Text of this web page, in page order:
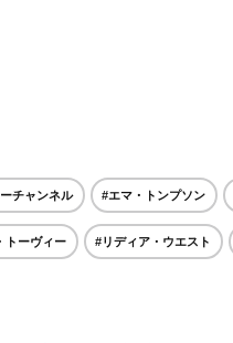
チャンネル #エマ・トンプソン
トーヴィー #リディア・ウエスト